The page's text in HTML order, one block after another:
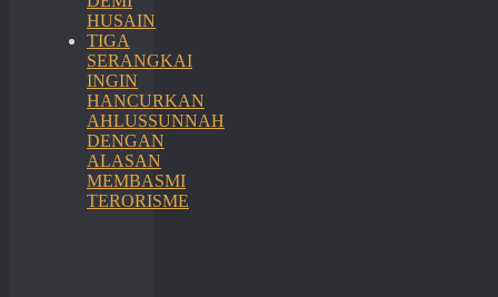
HUSAIN
TIGA
SERANGKAI
INGIN
HANCURKAN
AHLUSSUNNAH
DENGAN
ALASAN
MEMBASMI
TERORISME